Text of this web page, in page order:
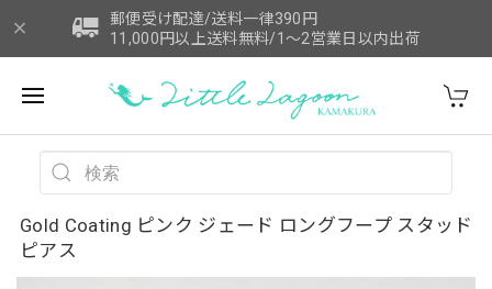
郵便受け配達/送料一律390円
11,000円以上送料無料/1～2営業日以内出荷
Gold Coating ピンク ジェード ロングフープ スタッド
ピアス